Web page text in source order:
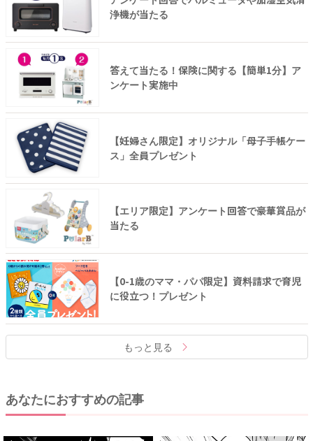
浄機が当たる
答えて当たる！保険に関する【簡単1分】ア
ンケート実施中
【妊婦さん限定】オリジナル「母子手帳ケー
ス」全員プレゼント
【エリア限定】アンケート回答で豪華賞品が
当たる
【0-1歳のママ・パパ限定】資料請求で育児
に役立つ！プレゼント
もっと見る
あなたにおすすめの記事